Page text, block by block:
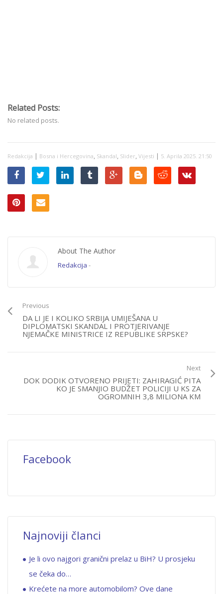
Related Posts:
No related posts.
Redakcija | Bosna i Hercegovina, Skandal, Slider, Vijesti | 5. Aprila 2025. 21:50
About The Author
Redakcija -
Previous
DA LI JE I KOLIKO SRBIJA UMIJEŠANA U
DIPLOMATSKI SKANDAL I PROTJERIVANJE
NJEMAČKE MINISTRICE IZ REPUBLIKE SRPSKE?
Next
DOK DODIK OTVORENO PRIJETI: ZAHIRAGIĆ PITA
KO JE SMANJIO BUDŽET POLICIJI U KS ZA
OGROMNIH 3,8 MILIONA KM
Facebook
Najnoviji članci
Je li ovo najgori granični prelaz u BiH? U prosjeku
se čeka do…
Krećete na more automobilom? Ove dane